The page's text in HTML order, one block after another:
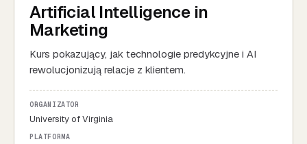
Artificial Intelligence in
Marketing
Kurs pokazujący, jak technologie predykcyjne i AI
rewolucjonizują relacje z klientem.
ORGANIZATOR
University of Virginia
PLATFORMA